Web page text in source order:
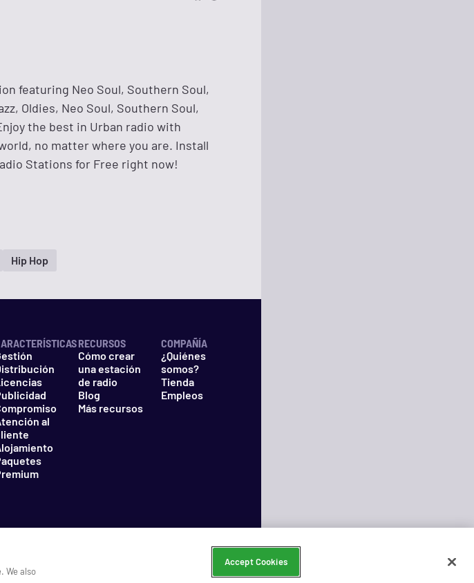
featuring Neo Soul, Southern Soul,
Oldies, Neo Soul, Southern Soul,
the best in Urban radio with
no matter where you are. Install
Stations for Free right now!
Hip Hop
al
RECURSOS
Cómo crear
una estación
de radio
Blog
Más recursos
COMPAÑÍA
¿Quiénes
somos?
Tienda
Empleos
We also
Accept Cookies